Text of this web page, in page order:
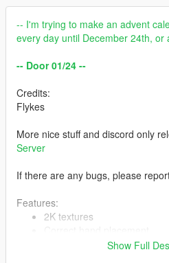
-- I'm trying to make an advent
every day until December 24th, or
-- Door 01/24 --
Credits:
Flykes
More nice stuff and discord only
Server
If there are any bugs, please
Features:
2K textures
Show Full